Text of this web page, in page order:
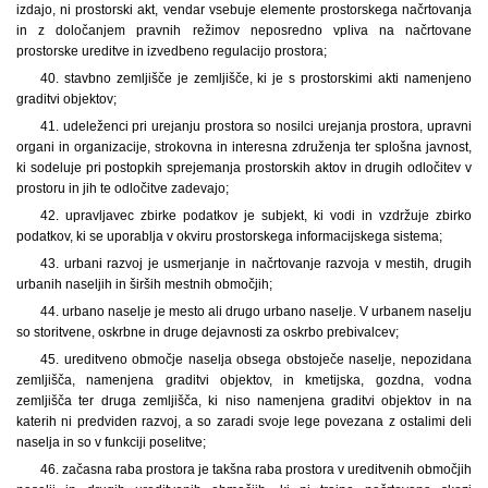
izdajo, ni prostorski akt, vendar vsebuje elemente prostorskega načrtovanja
in z določanjem pravnih režimov neposredno vpliva na načrtovane
prostorske ureditve in izvedbeno regulacijo prostora;
40. stavbno zemljišče je zemljišče, ki je s prostorskimi akti namenjeno
graditvi objektov;
41. udeleženci pri urejanju prostora so nosilci urejanja prostora, upravni
organi in organizacije, strokovna in interesna združenja ter splošna javnost,
ki sodeluje pri postopkih sprejemanja prostorskih aktov in drugih odločitev v
prostoru in jih te odločitve zadevajo;
42. upravljavec zbirke podatkov je subjekt, ki vodi in vzdržuje zbirko
podatkov, ki se uporablja v okviru prostorskega informacijskega sistema;
43. urbani razvoj je usmerjanje in načrtovanje razvoja v mestih, drugih
urbanih naseljih in širših mestnih območjih;
44. urbano naselje je mesto ali drugo urbano naselje. V urbanem naselju
so storitvene, oskrbne in druge dejavnosti za oskrbo prebivalcev;
45. ureditveno območje naselja obsega obstoječe naselje, nepozidana
zemljišča, namenjena graditvi objektov, in kmetijska, gozdna, vodna
zemljišča ter druga zemljišča, ki niso namenjena graditvi objektov in na
katerih ni predviden razvoj, a so zaradi svoje lege povezana z ostalimi deli
naselja in so v funkciji poselitve;
46. začasna raba prostora je takšna raba prostora v ureditvenih območjih